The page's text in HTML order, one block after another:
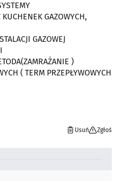
GAZOWYCH,
GAZOWEJ
)
( TERM PRZEPŁYWOWYCH
Usuń Zgłoś